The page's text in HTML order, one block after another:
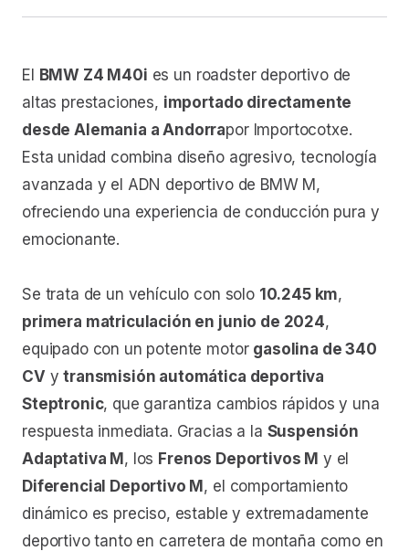
El BMW Z4 M40i es un roadster deportivo de
altas prestaciones, importado directamente
desde Alemania a Andorrapor Importocotxe.
Esta unidad combina diseño agresivo, tecnología
avanzada y el ADN deportivo de BMW M,
ofreciendo una experiencia de conducción pura y
emocionante.
Se trata de un vehículo con solo 10.245 km,
primera matriculación en junio de 2024,
equipado con un potente motor gasolina de 340
CV ytransmisión automática deportiva
Steptronic, que garantiza cambios rápidos y una
respuesta inmediata. Gracias a la Suspensión
Adaptativa M, los Frenos Deportivos M y el
Diferencial Deportivo M, el comportamiento
dinámico es preciso, estable y extremadamente
deportivo tanto en carretera de montaña como en